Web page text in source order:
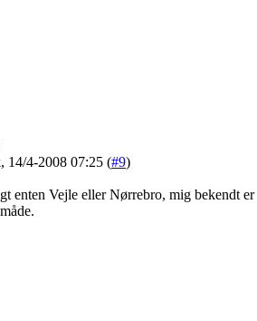
14/4-2008 07:25 (#9)
enten Vejle eller Nørrebro, mig bekendt